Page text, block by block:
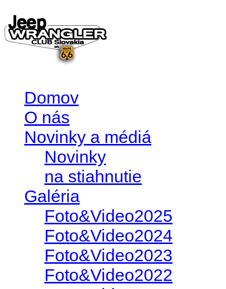
Domov
O nás
Novinky a médiá
Novinky
na stiahnutie
Galéria
Foto&Video2025
Foto&Video2024
Foto&Video2023
Foto&Video2022